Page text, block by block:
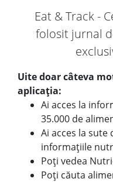
Eat & Track -
folosit jurnal
Uite doar câteva
aplicația:
Ai acces la
35.000 de
Ai acces la sute
informațiile
Poți vedea
Poți căuta